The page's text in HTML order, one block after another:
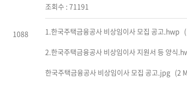
1088
조회수 : 71191
1.한국주택금융공사 비상임이사 모집 공고.hwp
2.한국주택금융공사 비상임이사 지원서 등 양식
한국주택금융공사 비상임이사 모집 공고.jpg (2